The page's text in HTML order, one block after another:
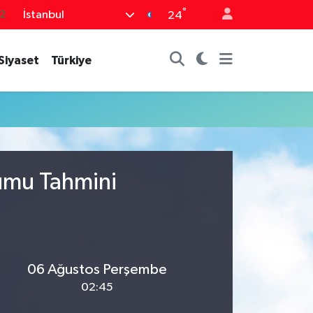
İstanbul 24°
Türkiye
Tahmini
06 Ağustos Perşembe
02:45